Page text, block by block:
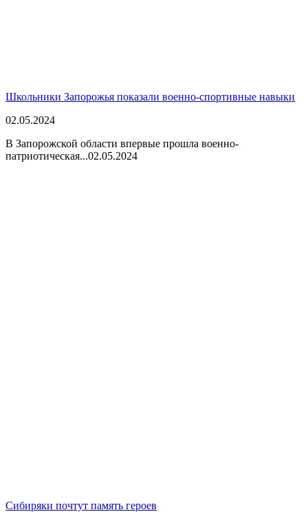
Школьники Запорожья показали военно-спортивные навыки
02.05.2024
В Запорожской области впервые прошла военно-
патриотическая...02.05.2024
Сибиряки почтут память героев